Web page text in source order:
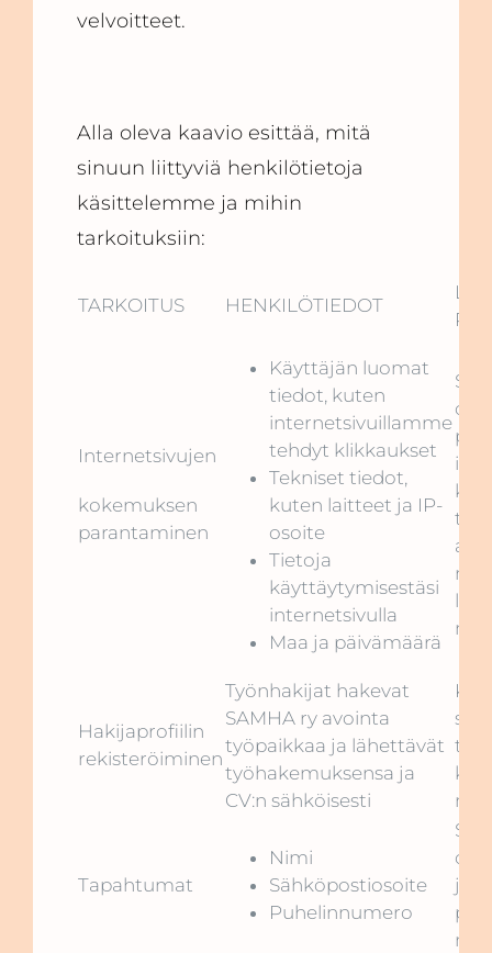
velvoitteet.
Alla oleva kaavio esittää, mitä
sinuun liittyviä henkilötietoja
käsittelemme ja mihin
tarkoituksiin:
TARKOITUS HENKILÖTIEDOT
Internetsivujen
kokemuksen
parantaminen
Käyttäjän luomat
tiedot, kuten
internetsivuillamme
tehdyt klikkaukset
Tekniset tiedot,
kuten laitteet ja IP-
osoite
Tietoja
käyttäytymisestäsi
internetsivulla
Maa ja päivämäärä
Hakijaprofiilin
rekisteröiminen
Työnhakijat hakevat
SAMHA ry avointa
työpaikkaa ja lähettävät
työhakemuksensa ja
CV:n sähköisesti
Tapahtumat
Nimi
Sähköpostiosoite
Puhelinnumero